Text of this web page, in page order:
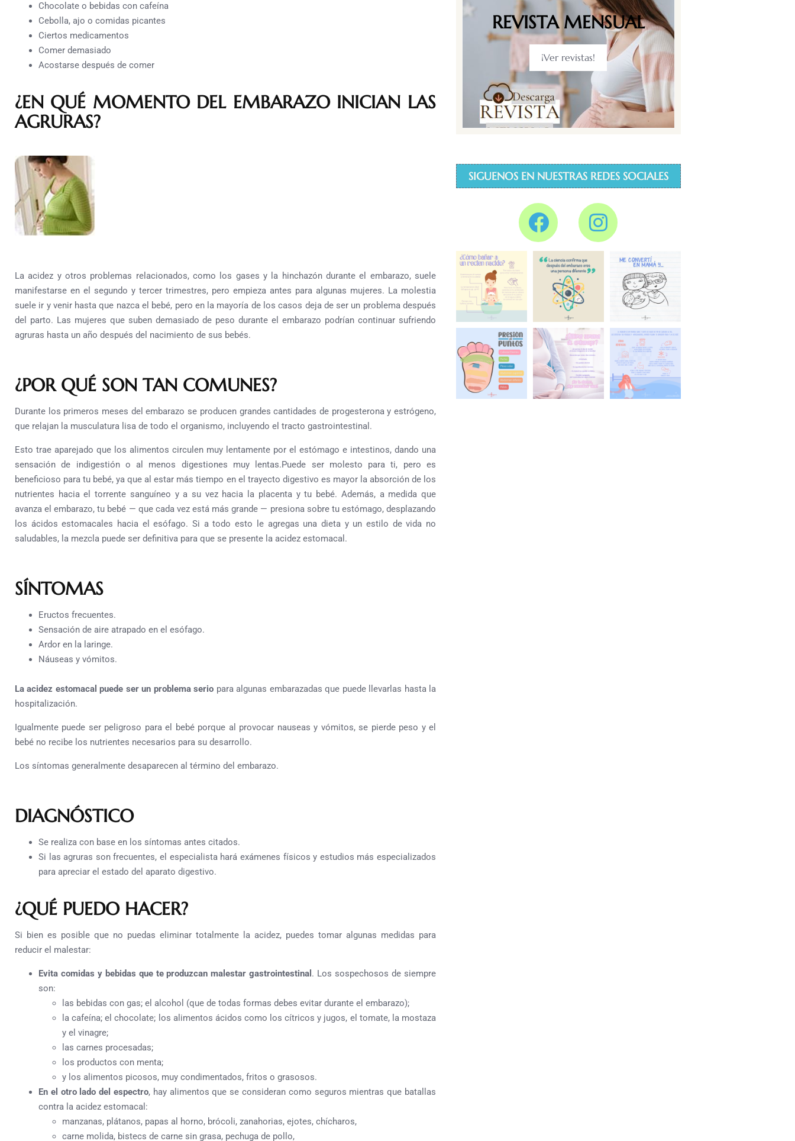
Chocolate o bebidas con cafeína
Cebolla, ajo o comidas picantes
Ciertos medicamentos
Comer demasiado
Acostarse después de comer
¿EN QUÉ MOMENTO DEL EMBARAZO INICIAN LAS
AGRURAS?
La acidez y otros problemas relacionados, como los gases y la hinchazón durante el embarazo, suele
manifestarse en el segundo y tercer trimestres, pero empieza antes para algunas mujeres. La molestia
suele ir y venir hasta que nazca el bebé, pero en la mayoría de los casos deja de ser un problema después
del parto. Las mujeres que suben demasiado de peso durante el embarazo podrían continuar sufriendo
agruras hasta un año después del nacimiento de sus bebés.
¿POR QUÉ SON TAN COMUNES?
Durante los primeros meses del embarazo se producen grandes cantidades de progesterona y estrógeno,
que relajan la musculatura lisa de todo el organismo, incluyendo el tracto gastrointestinal.
Esto trae aparejado que los alimentos circulen muy lentamente por el estómago e intestinos, dando una
sensación de indigestión o al menos digestiones muy lentas.Puede ser molesto para ti, pero es
beneficioso para tu bebé, ya que al estar más tiempo en el trayecto digestivo es mayor la absorción de los
nutrientes hacia el torrente sanguíneo y a su vez hacia la placenta y tu bebé. Además, a medida que
avanza el embarazo, tu bebé — que cada vez está más grande — presiona sobre tu estómago, desplazando
los ácidos estomacales hacia el esófago.Si a todo esto le agregas una dieta y un estilo de vida no
saludables, la mezcla puede ser definitiva para que se presente la acidez estomacal.
SÍNTOMAS
Eructos frecuentes.
Sensación de aire atrapado en el esófago.
Ardor en la laringe.
Náuseas y vómitos.
La acidez estomacal puede ser un problema serio para algunas embarazadas que puede llevarlas hasta la
hospitalización.
Igualmente puede ser peligroso para el bebé porque al provocar nauseas y vómitos, se pierde peso y el
bebé no recibe los nutrientes necesarios para su desarrollo.
Los síntomas generalmente desaparecen al término del embarazo.
DIAGNÓSTICO
Se realiza con base en los síntomas antes citados.
Si las agruras son frecuentes, el especialista hará exámenes físicos y estudios más especializados
para apreciar el estado del aparato digestivo.
¿QUÉ PUEDO HACER?
Si bien es posible que no puedas eliminar totalmente la acidez, puedes tomar algunas medidas para
reducir el malestar:
Evita comidas y bebidas que te produzcan malestar gastrointestinal . Los sospechosos de siempre
son:
las bebidas con gas; el alcohol (que de todas formas debes evitar durante el embarazo);
la cafeína; el chocolate; los alimentos ácidos como los cítricos y jugos, el tomate, la mostaza
y el vinagre;
las carnes procesadas;
los productos con menta;
y los alimentos picosos, muy condimentados, fritos o grasosos.
En el otro lado del espectro, hay alimentos que se consideran como seguros mientras que batallas
contra la acidez estomacal:
manzanas, plátanos, papas al horno, brócoli, zanahorias, ejotes, chícharos,
carne molida, bistecs de carne sin grasa, pechuga de pollo,
REVISTA MENSUAL
¡Ver revistas!
SIGUENOS EN NUESTRAS REDES SOCIALES